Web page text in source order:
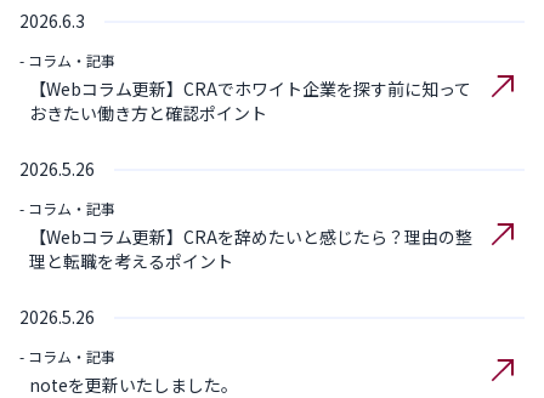
2026.6.3
- コラム・記事
【Webコラム更新】CRAでホワイト企業を探す前に知って
おきたい働き方と確認ポイント
2026.5.26
- コラム・記事
【Webコラム更新】CRAを辞めたいと感じたら？理由の整
理と転職を考えるポイント
2026.5.26
- コラム・記事
noteを更新いたしました。